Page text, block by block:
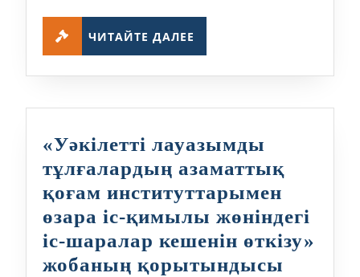
бизнесу»
ЧИТАЙТЕ ДАЛЕЕ
«Уәкілетті лауазымды
тұлғалардың азаматтық
қоғам институттарымен
өзара іс-қимылы жөніндегі
іс-шаралар кешенін өткізу»
жобаның қорытындысы